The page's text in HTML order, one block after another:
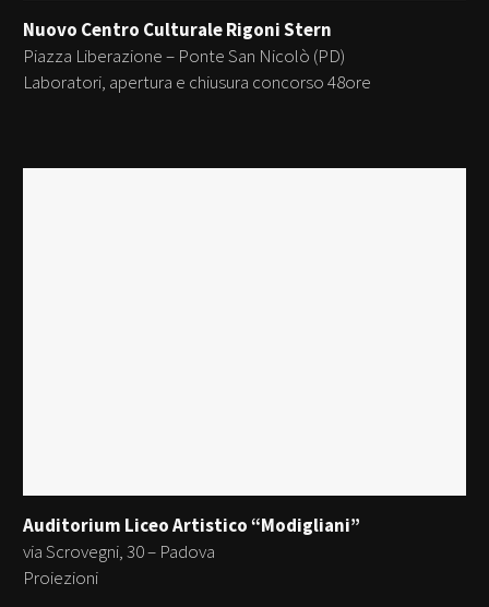
Nuovo Centro Culturale Rigoni Stern
Piazza Liberazione – Ponte San Nicolò (PD)
Laboratori, apertura e chiusura concorso 48ore
Auditorium Liceo Artistico “Modigliani”
via Scrovegni, 30 – Padova
Proiezioni